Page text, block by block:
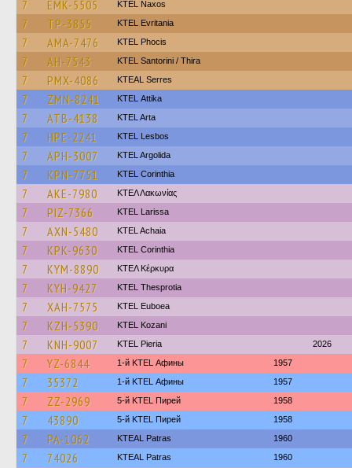
7 EMK-5505 KTEL Naxos
7 TP-3855 ΚΤΕL Evritania
7 AMA-7476 ΚΤΕL Phocis
7 AH-7543 KTEL Santorini / Thira
7 PMX-4086 KTEAL Serres
7 ZMN-8241 KΤΕL Αttika
7 ATB-4138 KTEL Arta
7 HPE-2241 KTEL Lesbos
7 APH-3007 KTEL Argolida
7 KPN-7751 KTEL Corinthia
7 AKE-7980 ΚΤΕΛ Λακωνίας
7 PIZ-7366 KTEL Larissa
7 AXN-5480 KTEL Achaia
7 KPK-9630 KTEL Corinthia
7 KYM-8890 ΚΤΕΛ Κέρκυρα
7 KYH-9427 KTEL Thesprotia
7 XAH-7575 ΚΤΕL Euboea
7 KZH-5390 ΚΤΕL Kozani
7 KNH-9007 KTEL Pieria 2026
7 YZ-6844 1-й KTEL Афины 1957
7 35372 1-й KTEL Афины 1957
7 ZZ-2969 5-й KTEL Пирей 1958
7 43890 5-й KTEL Пирей 1958
7 PA-1062 KTEAL Patras 1960
7 74026 KTEAL Patras 1960